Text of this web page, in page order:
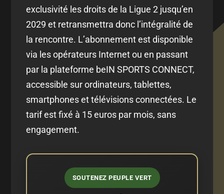
exclusivité les droits de la Ligue 2 jusqu’en
2029 et retransmettra donc l’intégralité de
la rencontre. L’abonnement est disponible
via les opérateurs Internet ou en passant
par la plateforme beIN SPORTS CONNECT,
accessible sur ordinateurs, tablettes,
smartphones et télévisions connectées. Le
tarif est fixé à 15 euros par mois, sans
engagement.
SOUTENEZ PEUPLE VERT